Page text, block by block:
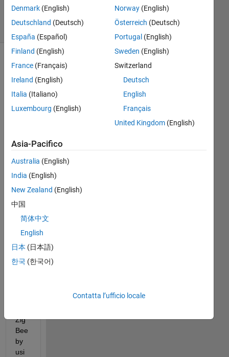
30
Visualizzazioni
Do
you
e
any
ide
or
sou
rce
abo
Zig
Bee
by
usi
Denmark (English)
Deutschland (Deutsch)
España (Español)
Finland (English)
France (Français)
Ireland (English)
Italia (Italiano)
Luxembourg (English)
Norway(English)
Österreich (Deutsch)
Portugal (English)
Sweden (English)
Switzerland
Deutsch
English
Français
United Kingdom(English)
Asia-Pacifico
Australia (English)
India (English)
New Zealand (English)
中国
简体中文
English
日本 (日本語)
한국 (한국어)
Contatta l’ufficio locale